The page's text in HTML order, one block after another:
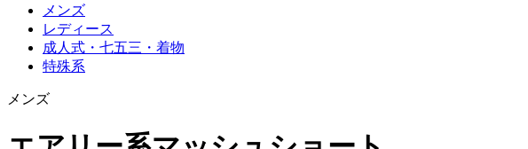
メンズ
レディース
成人式・七五三・着物
特殊系
メンズ